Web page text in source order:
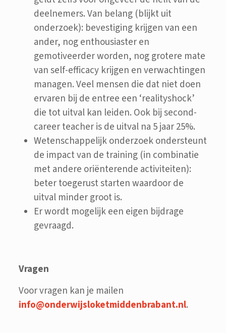
deelnemers. Van belang (blijkt uit
onderzoek): bevestiging krijgen van een
ander, nog enthousiaster en
gemotiveerder worden, nog grotere mate
van self-efficacy krijgen en verwachtingen
managen. Veel mensen die dat niet doen
ervaren bij de entree een ‘realityshock’
die tot uitval kan leiden. Ook bij second-
career teacher is de uitval na 5 jaar 25%.
Wetenschappelijk onderzoek ondersteunt
de impact van de training (in combinatie
met andere oriënterende activiteiten):
beter toegerust starten waardoor de
uitval minder groot is.
Er wordt mogelijk een eigen bijdrage
gevraagd.
Vragen
Voor vragen kan je mailen
info@onderwijsloketmiddenbrabant.nl.